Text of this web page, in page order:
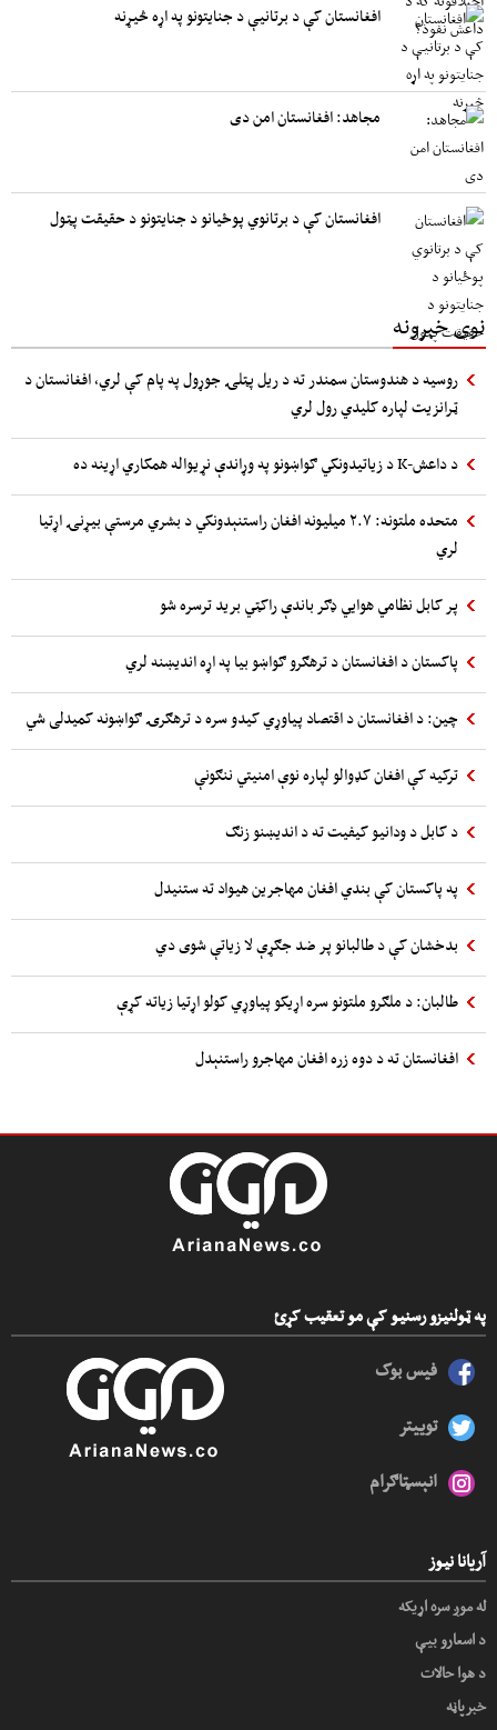
افغانستان کې د برتانیې د جنایتونو په اړه څیړنه
مجاهد: افغانستان امن دی
افغانستان کې د برتانوي پوځیانو د جنایتونو د حقیقت پټول
نوی خبرونه
روسیه د هندوستان سمندر ته د ریل پټلۍ جوړول په پام کې لري، افغانستان د
ټرانزیت لپاره کلیدي رول لري
د داعش-K د زیاتیدونکي ګواښونو په وړاندې نړیواله همکاري اړینه ده
متحده ملتونه: ۲.۷ میلیونه افغان راستنېدونکي د بشري مرستې بیړنۍ اړتیا
لري
پر کابل نظامي هوایي ډګر باندې راکټي برید ترسره شو
پاکستان د افغانستان د ترهګرو ګواښو بیا په اړه اندیښنه لري
چین: د افغانستان د اقتصاد پیاوړي کیدو سره د ترهګرۍ ګواښونه کمیدلی شي
ترکیه کې افغان کډوالو لپاره نوې امنیتي ننګونې
د کابل د ودانیو کیفیت ته د اندیښنو زنګ
په پاکستان کې بندي افغان مهاجرین هیواد ته ستنیدل
بدخشان کې د طالبانو پر ضد جګړې لا زیاتې شوی دي
طالبان: د ملګرو ملتونو سره اړیکو پیاوړي کولو اړتیا زیاته کړې
افغانستان ته د دوه زره افغان مهاجرو راستنېدل
په ټولنیزو رسنیو کې مو تعقیب کړئ
فیس بوک
توییتر
انېسټاګرام
آریانا نیوز
له موږ سره اړیکه
د اسعارو بیې
د هوا حالات
خبرپاڼه